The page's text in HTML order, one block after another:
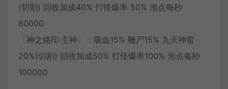
(切割) 回收加成40% 打怪爆率 50% 泡点每秒
80000
〔神之烙印·主神〕：吸血15% 鞭尸15% 九天神雷
20%(切割) 回收加成50% 打怪爆率100% 泡点每秒
100000